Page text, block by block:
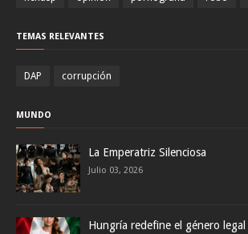
TEMAS RELEVANTES
DAP corrupción
MUNDO
La Emperatriz Silenciosa
Julio 03, 2026
Hungría redefine el género